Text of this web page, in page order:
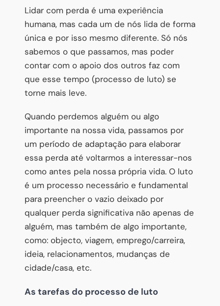
Lidar com perda é uma experiência
humana, mas cada um de nós lida de forma
única e por isso mesmo diferente. Só nós
sabemos o que passamos, mas poder
contar com o apoio dos outros faz com
que esse tempo (processo de luto) se
torne mais leve.
Quando perdemos alguém ou algo
importante na nossa vida, passamos por
um período de adaptação para elaborar
essa perda até voltarmos a interessar-nos
como antes pela nossa própria vida. O luto
é um processo necessário e fundamental
para preencher o vazio deixado por
qualquer perda significativa não apenas de
alguém, mas também de algo importante,
como: objecto, viagem, emprego/carreira,
ideia, relacionamentos, mudanças de
cidade/casa, etc.
As tarefas do processo de luto